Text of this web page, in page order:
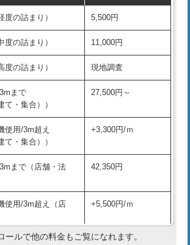
（壁付・デッキ
13,200円+材料費
栓（壁付・デッキ
)
16,500円+材料費
・排水トラップ
プ））
22,000円+材料費
他部品） 11,000円+材料費
水栓） 13,200円
合水栓）
水器・分岐水栓） 16,500円
水洗浄便座） 22,000円
度の詰まり） 5,500円
度の詰まり） 11,000円
度の詰まり） 現地調査
まで
て・集合））
27,500円～
用/3m超え
て・集合））
+3,300円/ｍ
まで（店舗・法
42,350円
用/3m超え（店
+5,500円/ｍ
現地調査
ールで他の料金もご覧になれます。